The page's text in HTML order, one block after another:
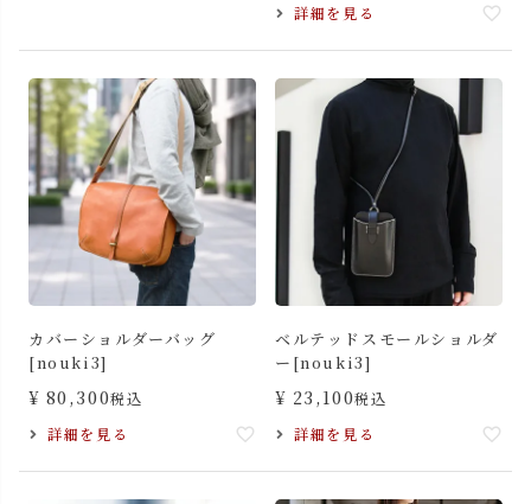
詳細を見る
カバーショルダーバッグ
[nouki3]
¥ 80,300税込
詳細を見る
ベルテッドスモールショルダ
ー[nouki3]
¥ 23,100税込
詳細を見る